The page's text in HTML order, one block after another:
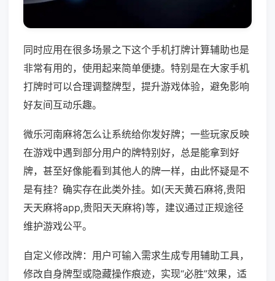
同时应用在很多场景之下这个手机打牌计算辅助也是
非常有用的，使用起来简单便捷。特别是在大家手机
打牌时可以合理调整牌型，提升游戏体验，避免影响
好友间互动乐趣。
微乐河南麻将怎么让系统给你发好牌；一些玩家反映
在游戏中遇到部分用户的牌特别好，总是能拿到好
牌，甚至好像能看到其他人的牌一样，由此怀疑是不
是有挂？确实存在此类外挂。如(天天黄石麻将,贵阳
天天麻将app,贵阳天天麻将)等，建议通过正规途径
维护游戏公平。
自定义修改牌：用户可输入需求生成专用辅助工具，
修改自身牌型或隐藏操作痕迹，实现“必胜”效果，适